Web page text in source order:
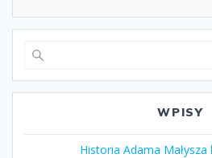
WPISY
Historia Adama